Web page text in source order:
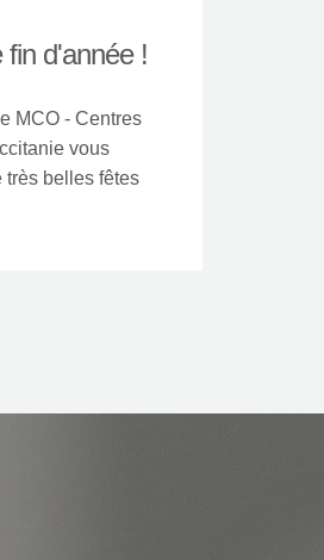
fin d'année !
MCO - Centres
vous
très belles fêtes